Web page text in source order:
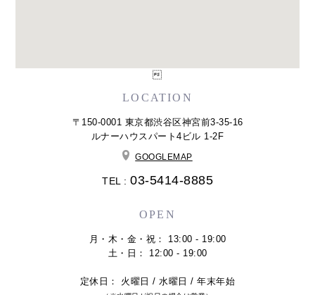
LOCATION
〒150-0001 東京都渋谷区神宮前3-35-16
ルナーハウスパート4ビル 1-2F
GOOGLEMAP
TEL : 03-5414-8885
OPEN
月・木・金・祝： 13:00 - 19:00
土・日： 12:00 - 19:00
定休日： 火曜日 / 水曜日 / 年末年始